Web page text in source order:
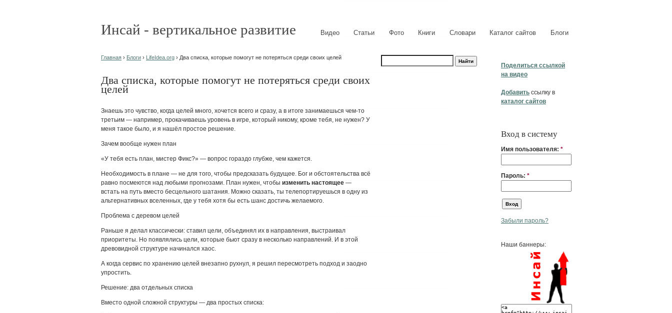
Инсай - вертикальное развитие Видео Статьи Фото Книги Словари Каталог сайтов Блоги
Поделиться ссылкой
на видео
Добавить ссылку в
каталог сайтов
Вход в систему
Имя пользователя: *
Пароль: *
Забыли пароль?
Наши баннеры:
Главная › Блоги › LifeIdea.org › Два списка, которые помогут не потеряться среди своих целей
Два списка, которые помогут не потеряться среди своих
целей
Знаешь это чувство, когда целей много, хочется всего и сразу, а в итоге занимаешься чем-то
третьим — например, прокачиваешь уровень в игре, который никому, кроме тебя, не нужен? У
меня такое было, и я нашёл простое решение.
Зачем вообще нужен план
«У тебя есть план, мистер Фикс?» — вопрос гораздо глубже, чем кажется.
Необходимость в плане — не для того, чтобы предсказать будущее. Бог и обстоятельства всё
равно посмеются над любыми прогнозами. План нужен, чтобы изменить настоящее —
встать на путь вместо бесцельного шатания. Можно сказать, ты телепортируешься в одну из
альтернативных вселенных, где у тебя хотя бы есть шанс достичь желаемого.
Проблема с деревом целей
Раньше я делал классически: ставил цели, объединял их в направления, выстраивал
приоритеты. Но появлялись цели, которые бьют сразу в несколько направлений. И в этой
древовидной структуре начинался хаос.
А когда сервис по хранению целей внезапно рухнул, я решил пересмотреть подход и заодно
упростить.
Решение: два отдельных списка
Вместо одной сложной структуры — два простых списка: